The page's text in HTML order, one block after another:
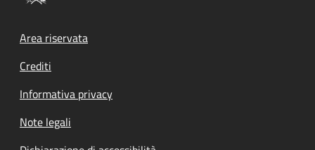
Footer menu
Area riservata
Crediti
Informativa privacy
Note legali